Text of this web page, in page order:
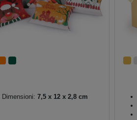
Dimensioni: 7,5 x 12 x 2,8 cm